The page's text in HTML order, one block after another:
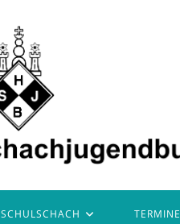
SCHULSCHACH TERMINE